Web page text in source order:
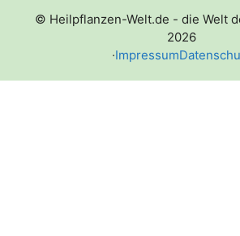
© Heilpflanzen-Welt.de - die Welt
2026
·Impressum